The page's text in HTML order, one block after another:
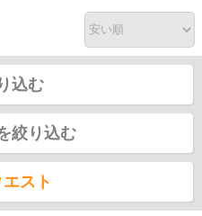
込む
絞り込む
スト